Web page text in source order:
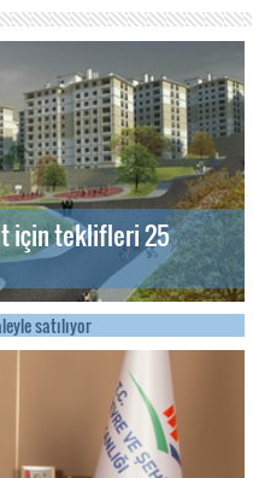
için teklifleri 25
Mart'ta ihaleyle